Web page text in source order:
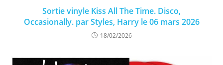
Sortie vinyle Kiss All The Time. Disco,
Occasionally. par Styles, Harry le 06 mars 2026
18/02/2026